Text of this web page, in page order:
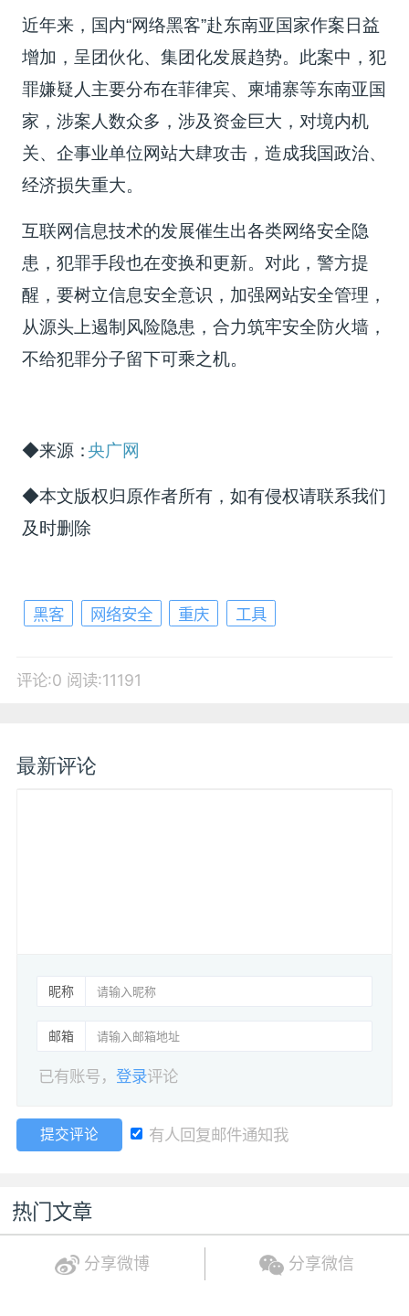
近年来，国内“网络黑客”赴东南亚国家作案日益
增加，呈团伙化、集团化发展趋势。此案中，犯
罪嫌疑人主要分布在菲律宾、柬埔寨等东南亚国
家，涉案人数众多，涉及资金巨大，对境内机
关、企事业单位网站大肆攻击，造成我国政治、
经济损失重大。
互联网信息技术的发展催生出各类网络安全隐
患，犯罪手段也在变换和更新。对此，警方提
醒，要树立信息安全意识，加强网站安全管理，
从源头上遏制风险隐患，合力筑牢安全防火墙，
不给犯罪分子留下可乘之机。
◆来源：央广网
◆本文版权归原作者所有，如有侵权请联系我们
及时删除
黑客 网络安全 重庆 工具
评论:0 阅读:11191
最新评论
昵称
邮箱
已有账号，登录评论
提交评论 有人回复邮件通知我
热门文章
分享微博 分享微信